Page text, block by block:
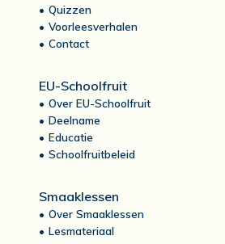
Quizzen
Voorleesverhalen
Contact
EU-Schoolfruit
Over EU-Schoolfruit
Deelname
Educatie
Schoolfruitbeleid
Smaaklessen
Over Smaaklessen
Lesmateriaal